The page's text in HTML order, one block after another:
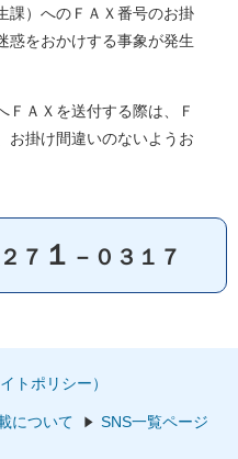
課）へのＦＡＸ番号のお掛
惑をおかけする事象が発生
ＦＡＸを送付する際は、Ｆ
お掛け間違いのないようお
７ １ －０３１７
トポリシー）
について SNS一覧ページ